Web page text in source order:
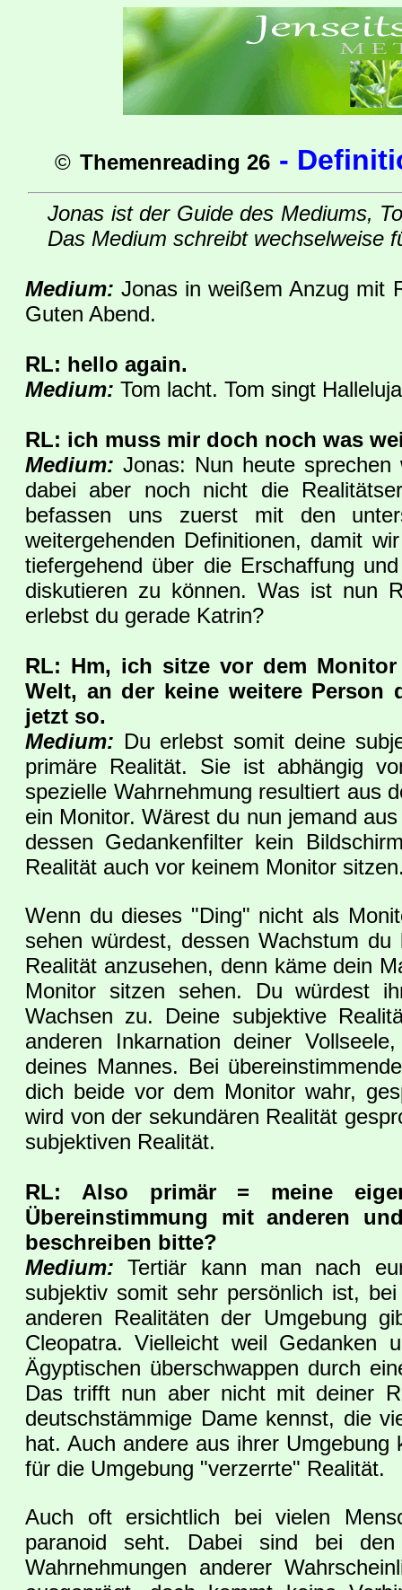
© Themenreading 26 -
Jonas ist der Guide des Mediums,
Das Medium schreibt wechselweise
Medium: Jonas in weißem Anzug mit
Guten Abend.
RL: hello again.
Medium: Tom lacht. Tom singt
RL: ich muss mir doch noch was
Medium: Jonas: Nun heute
dabei aber noch nicht die
befassen uns zuerst mit den
weitergehenden Definitionen, damit
tiefergehend über die Erschaffung
diskutieren zu können. Was ist nun
erlebst du gerade Katrin?
RL: Hm, ich sitze vor dem
Welt, an der keine weitere Person
jetzt so.
Medium: Du erlebst somit deine
primäre Realität. Sie ist abhängig
spezielle Wahrnehmung resultiert aus
ein Monitor. Wärest du nun jemand
dessen Gedankenfilter kein
Realität auch vor keinem Monitor
Wenn du dieses "Ding" nicht als
sehen würdest, dessen Wachstum
Realität anzusehen, denn käme dein
Monitor sitzen sehen. Du würdest
Wachsen zu. Deine subjektive
anderen Inkarnation deiner
deines Mannes. Bei
dich beide vor dem Monitor wahr,
wird von der sekundären Realität
subjektiven Realität.
RL: Also primär = meine
Übereinstimmung mit anderen
beschreiben bitte?
Medium: Tertiär kann man nach
subjektiv somit sehr persönlich ist,
anderen Realitäten der Umgebung
Cleopatra. Vielleicht weil Gedanken
Ägyptischen überschwappen durch
Das trifft nun aber nicht mit deiner
deutschstämmige Dame kennst, die
hat. Auch andere aus ihrer
für die Umgebung "verzerrte" Realität.
Auch oft ersichtlich bei vielen
paranoid seht. Dabei sind bei
Wahrnehmungen anderer